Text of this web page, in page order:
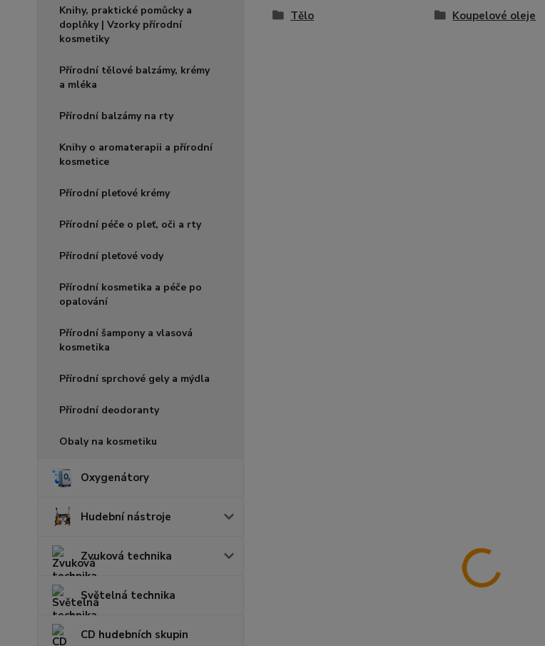
Knihy, praktické pomůcky a
doplňky | Vzorky přírodní
kosmetiky
Přírodní tělové balzámy, krémy
a mléka
Přírodní balzámy na rty
Knihy o aromaterapii a přírodní
kosmetice
Přírodní pleťové krémy
Přírodní péče o pleť, oči a rty
Přírodní pleťové vody
Přírodní kosmetika a péče po
opalování
Přírodní šampony a vlasová
kosmetika
Přírodní sprchové gely a mýdla
Přírodní deodoranty
Obaly na kosmetiku
Oxygenátory
Hudební nástroje
Zvuková technika
Světelná technika
CD hudebních skupin
Tělo Koupelové oleje